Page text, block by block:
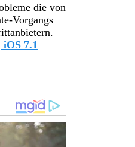
die von
Vorgangs
iOS 7.1